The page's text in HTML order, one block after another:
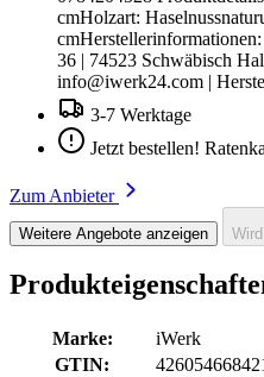
cmHolzart:
36 | 74523 Schwäbisch
info@iwerk24.com |
3-7 Werktage
Jetzt bestellen!
Zum Anbieter
Weitere Angebote anzeigen Wird
Marke:
iWerk
GTIN: